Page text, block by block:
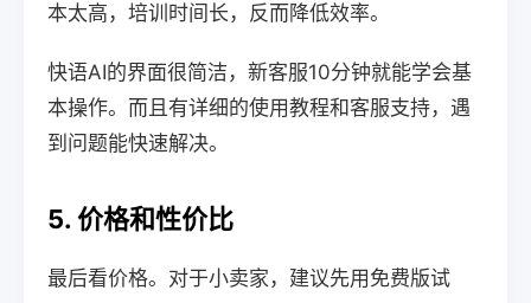
本太高，培训时间长，反而降低效率。
快语AI的界面很简洁，新客服10分钟就能学会基
本操作。而且有详细的使用教程和客服支持，遇
到问题能快速解决。
5. 价格和性价比
最后看价格。对于小卖家，建议先用免费版试